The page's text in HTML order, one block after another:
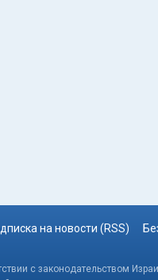
на новости (RSS)
с законодательством